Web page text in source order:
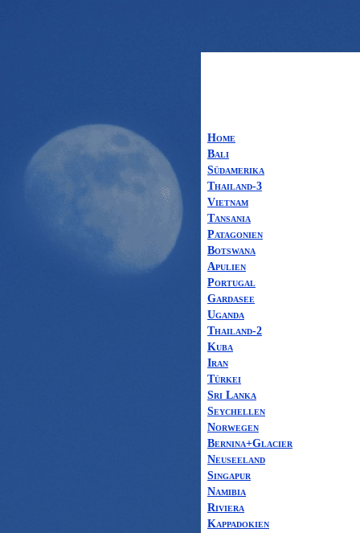
Home
Bali
Südamerika
Thailand-3
Vietnam
Tansania
Patagonien
Botswana
Apulien
Portugal
Gardasee
Uganda
Thailand-2
Kuba
Iran
Türkei
Sri Lanka
Seychellen
Norwegen
Bernina+Glacier
Neuseeland
Singapur
Namibia
Riviera
Kappadokien